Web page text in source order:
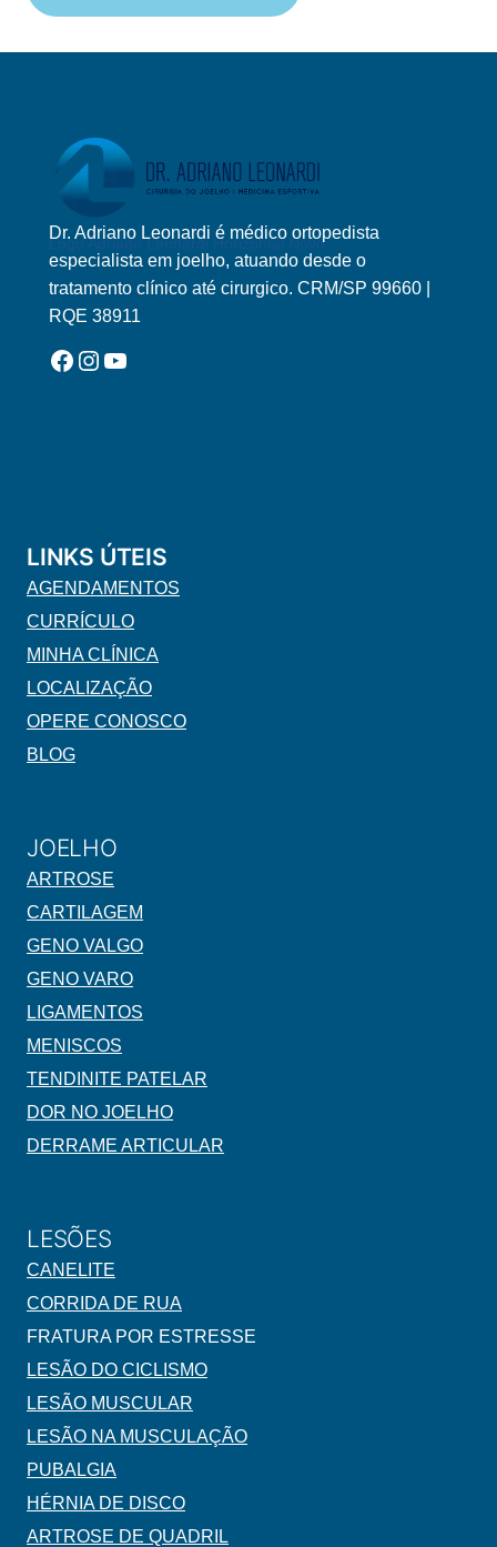
Logo Adriano Leonardi Horizontal Novo
Dr. Adriano Leonardi é médico ortopedista
especialista em joelho, atuando desde o
tratamento clínico até cirurgico. CRM/SP 99660 |
RQE 38911
Facebook
Instagram
YouTube
LINKS ÚTEIS
AGENDAMENTOS
CURRÍCULO
MINHA CLÍNICA
LOCALIZAÇÃO
OPERE CONOSCO
BLOG
JOELHO
ARTROSE
CARTILAGEM
GENO VALGO
GENO VARO
LIGAMENTOS
MENISCOS
TENDINITE PATELAR
DOR NO JOELHO
DERRAME ARTICULAR
LESÕES
CANELITE
CORRIDA DE RUA
FRATURA POR ESTRESSE
LESÃO DO CICLISMO
LESÃO MUSCULAR
LESÃO NA MUSCULAÇÃO
PUBALGIA
HÉRNIA DE DISCO
ARTROSE DE QUADRIL